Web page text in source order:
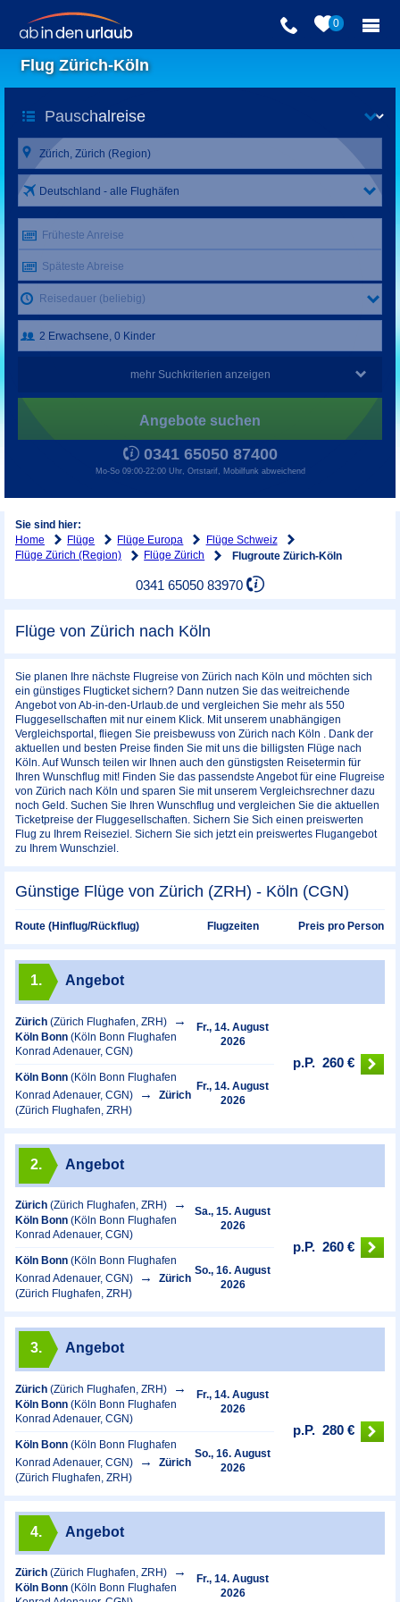
0
Flug Zürich-Köln
Deutschland - alle Flughäfen
Früheste Anreise
Späteste Abreise
Reisedauer (beliebig)
mehr Suchkriterien anzeigen
Angebote suchen
0341 65050 87400
Mo-So 09:00-22:00 Uhr, Ortstarif, Mobilfunk abweichend
Sie sind hier:
Home
Flüge Flüge Europa
Flüge Schweiz
Flüge Zürich (Region)
Flüge Zürich Flugroute Zürich-Köln
0341 65050 83970
Flüge von Zürich nach Köln
Sie planen Ihre nächste Flugreise von Zürich nach Köln und möchten sich
ein günstiges Flugticket sichern? Dann nutzen Sie das weitreichende
Angebot von Ab-in-den-Urlaub.de und vergleichen Sie mehr als 550
Fluggesellschaften mit nur einem Klick. Mit unserem unabhängigen
Vergleichsportal, fliegen Sie preisbewuss von Zürich nach Köln . Dank der
aktuellen und besten Preise finden Sie mit uns die billigsten Flüge nach
Köln. Auf Wunsch teilen wir Ihnen auch den günstigsten Reisetermin für
Ihren Wunschflug mit! Finden Sie das passendste Angebot für eine Flugreise
von Zürich nach Köln und sparen Sie mit unserem Vergleichsrechner dazu
noch Geld. Suchen Sie Ihren Wunschflug und vergleichen Sie die aktuellen
Ticketpreise der Fluggesellschaften. Sichern Sie Sich einen preiswerten
Flug zu Ihrem Reiseziel. Sichern Sie sich jetzt ein preiswertes Flugangebot
zu Ihrem Wunschziel.
Günstige Flüge von Zürich (ZRH) - Köln (CGN)
Route (Hinflug/Rückflug) Flugzeiten Preis pro Person
1. Angebot
Zürich (Zürich Flughafen, ZRH)
Köln Bonn (Köln Bonn Flughafen
Konrad Adenauer, CGN)
Fr., 14. August
2026
Köln Bonn (Köln Bonn Flughafen
Konrad Adenauer, CGN)
Zürich
(Zürich Flughafen, ZRH)
Fr., 14. August
2026
p.P. 260 €
2. Angebot
Zürich (Zürich Flughafen, ZRH)
Köln Bonn (Köln Bonn Flughafen
Konrad Adenauer, CGN)
Sa., 15. August
2026
Köln Bonn (Köln Bonn Flughafen
Konrad Adenauer, CGN)
Zürich
(Zürich Flughafen, ZRH)
So., 16. August
2026
p.P. 260 €
3. Angebot
Zürich (Zürich Flughafen, ZRH)
Köln Bonn (Köln Bonn Flughafen
Konrad Adenauer, CGN)
Fr., 14. August
2026
Köln Bonn (Köln Bonn Flughafen
Konrad Adenauer, CGN)
Zürich
(Zürich Flughafen, ZRH)
So., 16. August
2026
p.P. 280 €
4. Angebot
Zürich (Zürich Flughafen, ZRH)
Köln Bonn (Köln Bonn Flughafen
Fr., 14. August
2026